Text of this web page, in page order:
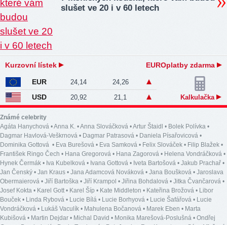
slušet ve 20 i v 60 letech
Kurzovní lístek EUROplatby zdarma
EUR 24,14 24,26
USD 20,92 21,1 Kalkulačka
Známé celebrity
Agáta Hanychová •Anna K. •Anna Slováčková •Artur Štaidl • Bolek Polívka •
Dagmar Havlová-Veškrnová • Dagmar Patrasová • Daniela Písařovicová •
Dominika Gottová • Eva Burešová • Eva Samková • Felix Slováček • Filip Blažek •
František Ringo Čech • Hana Gregorová • Hana Zagorová • Helena Vondráčková •
Hynek Čermák • Iva Kubelková • Ivana Gottová • Iveta Bartošová • Jakub Prachař •
Jan Čenský • Jan Kraus • Jana Adamcová Nováková • Jana Boušková • Jaroslava
Obermaierová • Jiří Bartoška • Jiří Krampol • Jiřina Bohdalová • Jitka Čvančarová •
Josef Kokta • Karel Gott• Karel Šíp • Kate Middleton • Kateřina Brožová • Libor
Bouček • Linda Rybová • Lucie Bílá • Lucie Borhyová • Lucie Šafářová • Lucie
Vondráčková • Lukáš Vaculík • Mahulena Bočanová • Marek Eben • Marta
Kubišová • Martin Dejdar • Michal David • Monika Marešová-Poslušná • Ondřej